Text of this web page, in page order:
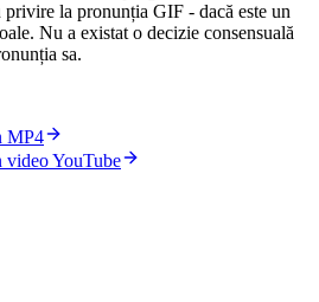
la pronunția GIF - dacă este un
Nu a existat o decizie consensuală
sa.
MP4
video YouTube